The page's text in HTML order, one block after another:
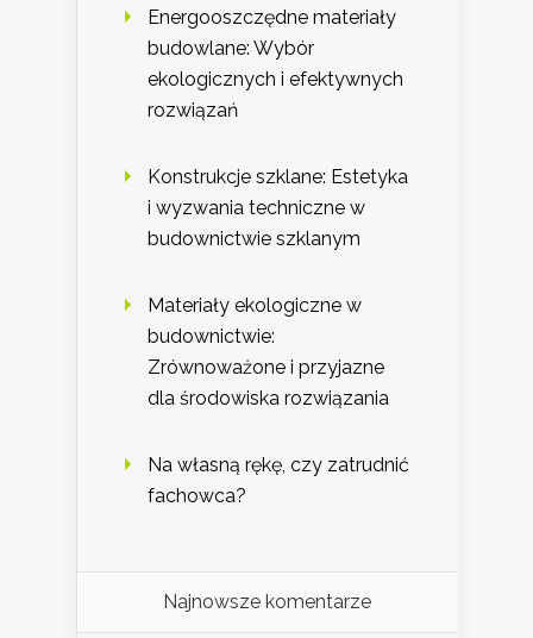
Energooszczędne materiały
budowlane: Wybór
ekologicznych i efektywnych
rozwiązań
Konstrukcje szklane: Estetyka
i wyzwania techniczne w
budownictwie szklanym
Materiały ekologiczne w
budownictwie:
Zrównoważone i przyjazne
dla środowiska rozwiązania
Na własną rękę, czy zatrudnić
fachowca?
Najnowsze komentarze